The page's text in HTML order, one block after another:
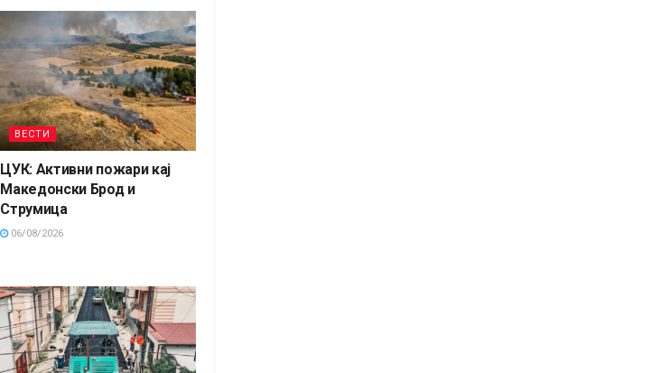
ВЕСТИ
ЦУК: Активни пожари кај
Македонски Брод и
Струмица
06/08/2026